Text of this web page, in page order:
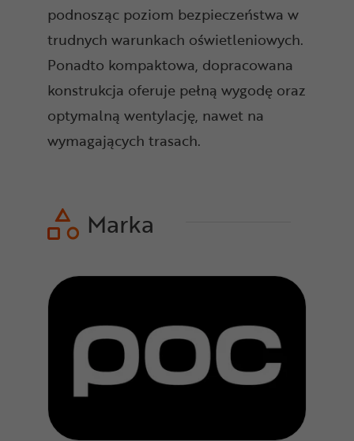
podnosząc poziom bezpieczeństwa w
trudnych warunkach oświetleniowych.
Ponadto kompaktowa, dopracowana
konstrukcja oferuje pełną wygodę oraz
optymalną wentylację, nawet na
wymagających trasach.
Marka